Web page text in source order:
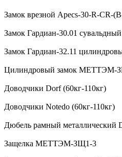
Замок врезной Apecs-30-R-CR-
Замок Гардиан-30.01 сувальдный
Замок Гардиан-32.11
Цилиндровый замок МЕТТЭМ-
Доводчики Dorf (60кг-110кг)
Доводчики Notedo (60кг-110кг)
Дюбель рамный металлический
Защелка МЕТТЭМ-ЗЩ1-3